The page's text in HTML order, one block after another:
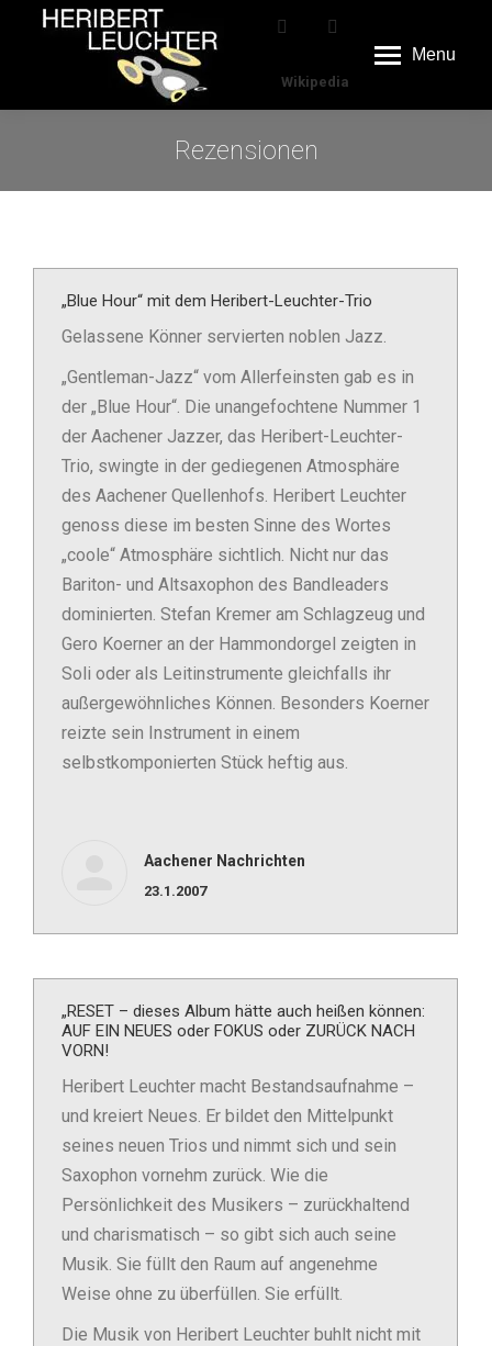
Menu
Wikipedia
Rezensionen
„Blue Hour“ mit dem Heribert-Leuchter-Trio
Gelassene Könner servierten noblen Jazz.
„Gentleman-Jazz“ vom Allerfeinsten gab es in
der „Blue Hour“. Die unangefochtene Nummer 1
der Aachener Jazzer, das Heribert-Leuchter-
Trio, swingte in der gediegenen Atmosphäre
des Aachener Quellenhofs. Heribert Leuchter
genoss diese im besten Sinne des Wortes
„coole“ Atmosphäre sichtlich. Nicht nur das
Bariton- und Altsaxophon des Bandleaders
dominierten. Stefan Kremer am Schlagzeug und
Gero Koerner an der Hammondorgel zeigten in
Soli oder als Leitinstrumente gleichfalls ihr
außergewöhnliches Können. Besonders Koerner
reizte sein Instrument in einem
selbstkomponierten Stück heftig aus.
Aachener Nachrichten
23.1.2007
„RESET – dieses Album hätte auch heißen können:
AUF EIN NEUES oder FOKUS oder ZURÜCK NACH
VORN!
Heribert Leuchter macht Bestandsaufnahme –
und kreiert Neues. Er bildet den Mittelpunkt
seines neuen Trios und nimmt sich und sein
Saxophon vornehm zurück. Wie die
Persönlichkeit des Musikers – zurückhaltend
und charismatisch – so gibt sich auch seine
Musik. Sie füllt den Raum auf angenehme
Weise ohne zu überfüllen. Sie erfüllt.
Die Musik von Heribert Leuchter buhlt nicht mit